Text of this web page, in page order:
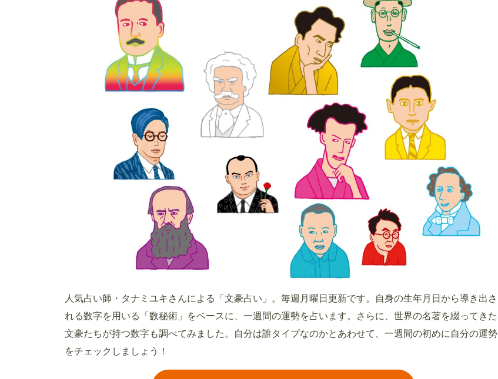
人気占い師・タナミユキさんによる「文豪占い」。毎週月曜日更新です。自身の生年月日から導き出さ
れる数字を用いる「数秘術」をベースに、一週間の運勢を占います。さらに、世界の名著を綴ってきた
文豪たちが持つ数字も調べてみました。自分は誰タイプなのかとあわせて、一週間の初めに自分の運勢
をチェックしましょう！